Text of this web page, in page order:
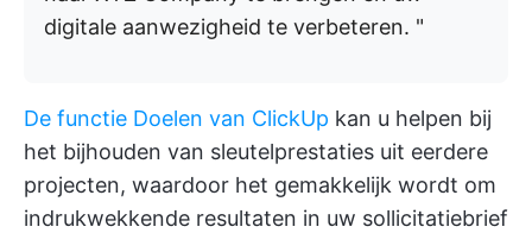
digitale aanwezigheid te verbeteren. "
De functie Doelen van ClickUp kan u helpen bij
het bijhouden van sleutelprestaties uit eerdere
projecten, waardoor het gemakkelijk wordt om
indrukwekkende resultaten in uw sollicitatiebrief